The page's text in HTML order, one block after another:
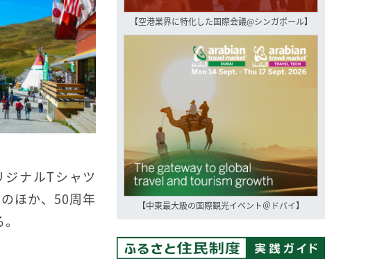
ナルTシャツ
ほか、50周年
【空港業界に特化した国際会議@シンガポール】
【中東最大級の国際観光イベント＠ドバイ】